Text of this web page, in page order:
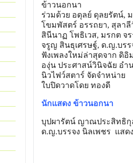
ข้าวนอกนา
ร่วมด้วย อดุลย์ ดุลยรัตน์,
โขมพัสตร์ อรรถยา, สุลา
สินีนาฏ โพธิเวส, มรกต จ
จรูญ สินธุเศรษฐ์, ด.ญ.บร
ฟังเพลงใหม่ล่าสุดจาก ดิอิ
องุ่น ประศาสน์วินิจฉัย อำ
นิวไฟว์สตาร์ จัดจำหน่าย
ใบปิดวาดโดย ทองดี
นักแสดง ข้าวนอกนา
บุปผารัตน์ ญาณประสิทธิกุ
ด.ญ.บรรจง นิลเพชร แสด